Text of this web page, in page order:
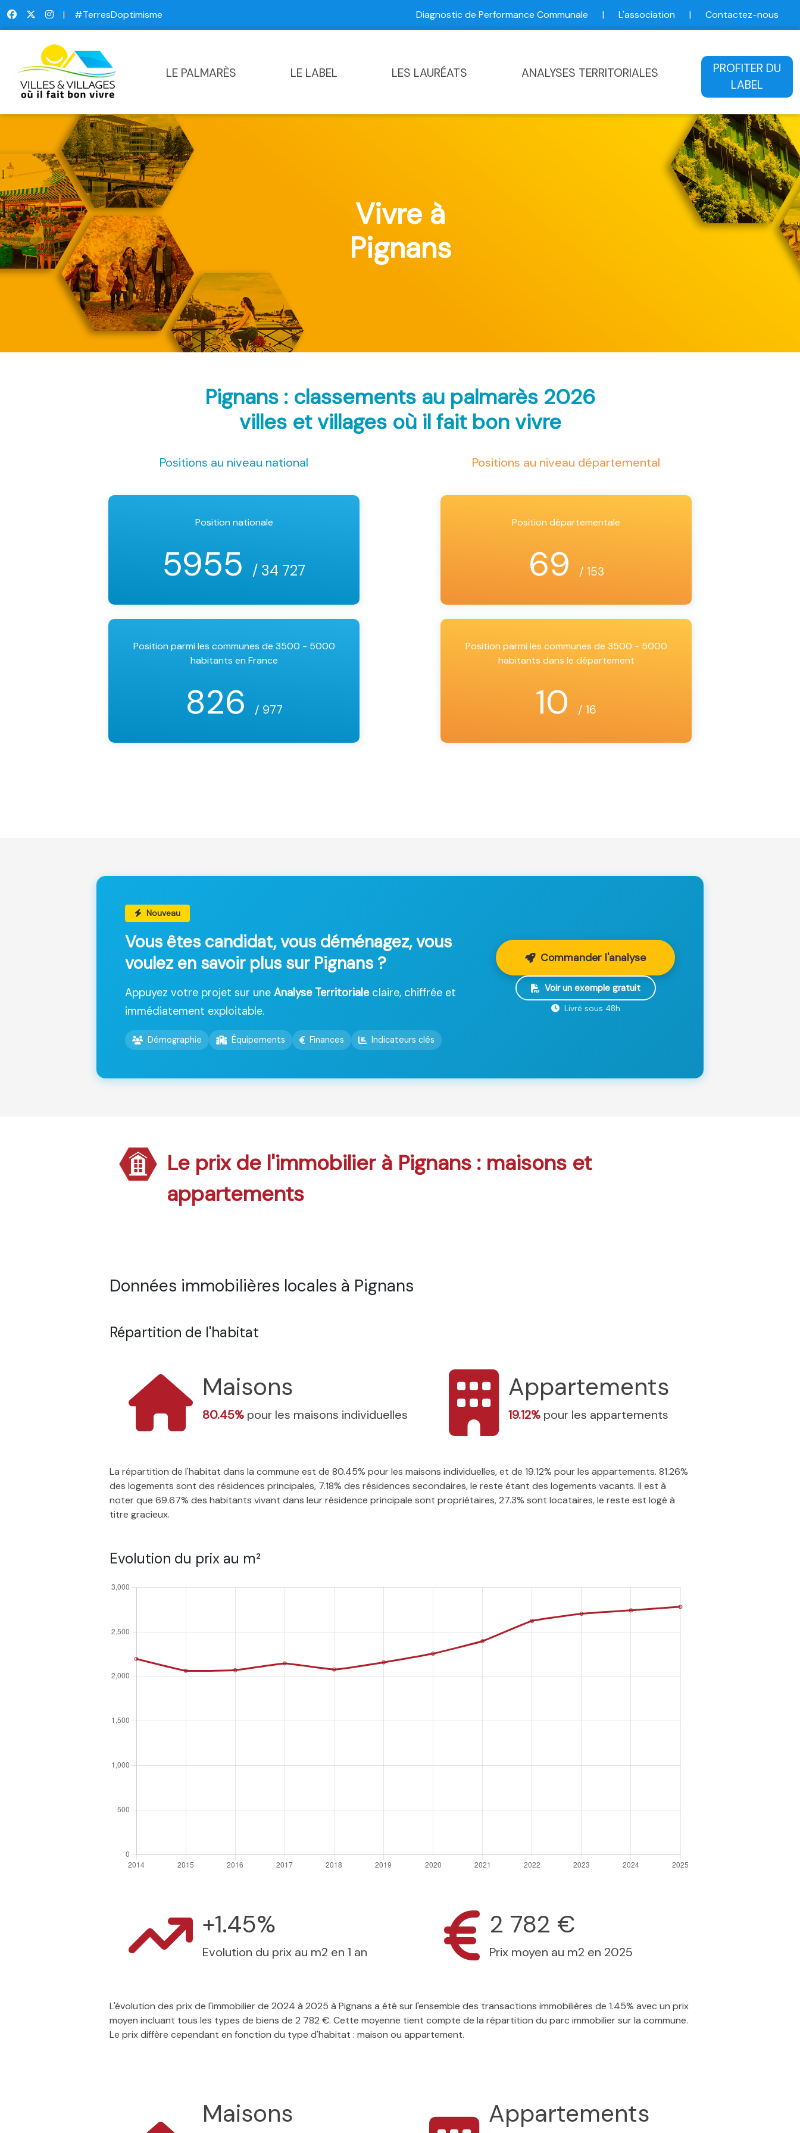
| #TerresDoptimisme Diagnostic de Performance Communale | L'association | Contactez-nous
LE PALMARÈS LE LABEL LES LAURÉATS ANALYSES TERRITORIALES
PROFITER DU
LABEL
Vivre à
Pignans
Pignans : classements au palmarès 2026
villes et villages où il fait bon vivre
Positions au niveau national
Position nationale
5955 / 34 727
Position parmi les communes de 3500 - 5000
habitants en France
826 / 977
Positions au niveau départemental
Position départementale
69 / 153
Position parmi les communes de 3500 - 5000
habitants dans le département
10 / 16
Nouveau
Vous êtes candidat, vous déménagez, vous
voulez en savoir plus sur Pignans ?
Appuyez votre projet sur une Analyse Territorialeclaire, chiffrée et
immédiatement exploitable.
Démographie Équipements Finances Indicateurs clés
Commander l'analyse
Voir un exemple gratuit
Livré sous 48h
Le prix de l'immobilier à Pignans : maisons et
appartements
Données immobilières locales à Pignans
Répartition de l'habitat
Maisons
80.45% pour les maisons individuelles
Appartements
19.12% pour les appartements
La répartition de l'habitat dans la commune est de 80.45% pour les maisons individuelles, et de 19.12% pour les appartements. 81.26%
des logements sont des résidences principales, 7.18% des résidences secondaires, le reste étant des logements vacants. Il est à
noter que 69.67% des habitants vivant dans leur résidence principale sont propriétaires, 27.3% sont locataires, le reste est logé à
titre gracieux.
Evolution du prix au m²
+1.45%
Evolution du prix au m2 en 1 an
2 782 €
Prix moyen au m2 en 2025
L'évolution des prix de l'immobilier de 2024 à 2025 à Pignans a été sur l'ensemble des transactions immobilières de 1.45% avec un prix
moyen incluant tous les types de biens de 2 782 €. Cette moyenne tient compte de la répartition du parc immobilier sur la commune.
Le prix diffère cependant en fonction du type d'habitat : maison ou appartement.
Maisons Appartements